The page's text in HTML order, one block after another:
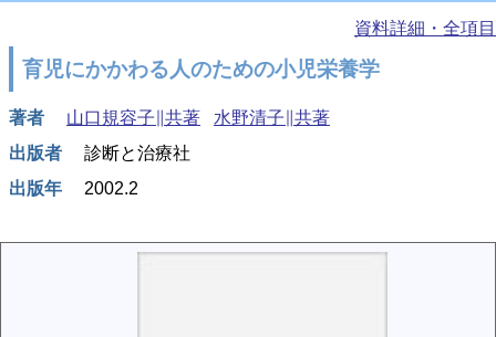
資料詳細・全項目
育児にかかわる人のための小児栄養学
著者 山口規容子∥共著
水野清子∥共著
出版者
診断と治療社
出版年
2002.2